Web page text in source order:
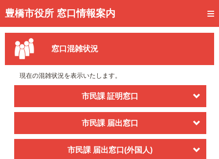
豊橋市役所 窓口情報案内
トップページ
事前予約
予約状況確認
待ち状況確認
交付状況確認
メール通知登録
窓口混雑状況
現在の混雑状況を表示いたします。
市民課 証明窓口
市民課 届出窓口
市民課 届出窓口(外国人)